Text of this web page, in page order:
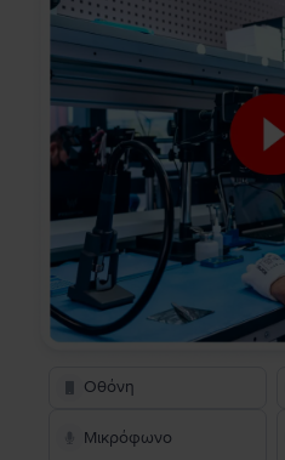
Οθόνη
Μικρόφωνο